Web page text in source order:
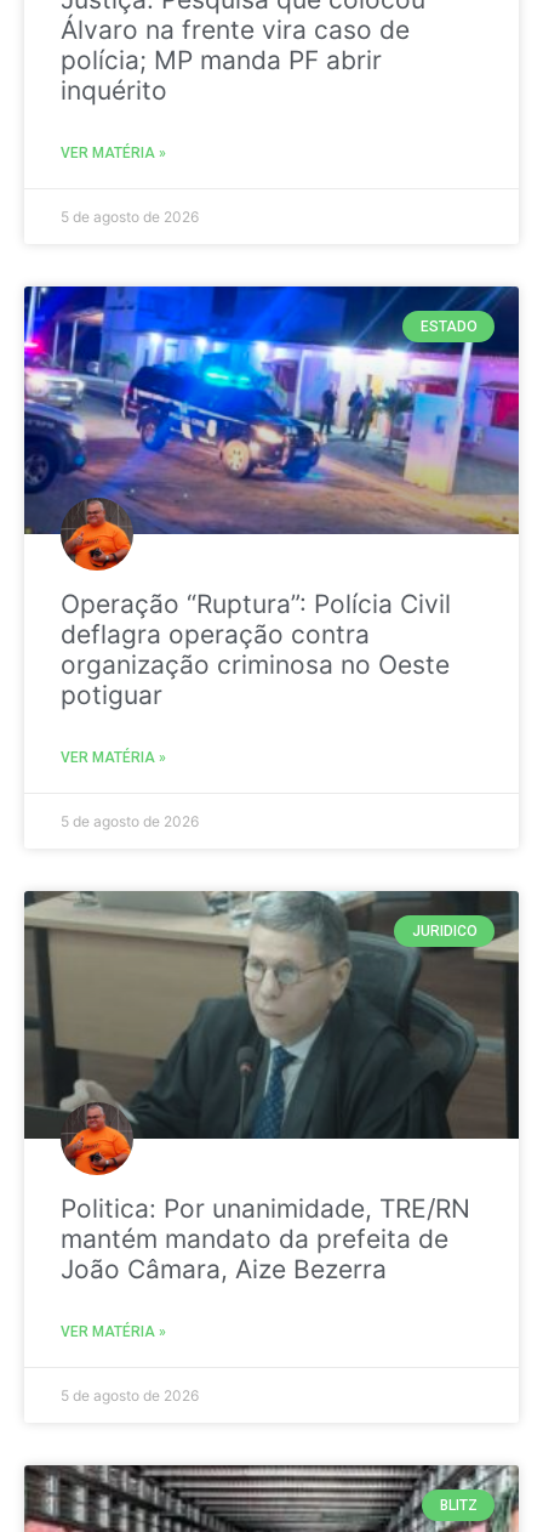
Álvaro na frente vira caso de
polícia; MP manda PF abrir
inquérito
VER MATÉRIA »
5 de agosto de 2026
ESTADO
Operação “Ruptura”: Polícia Civil
deflagra operação contra
organização criminosa no Oeste
potiguar
VER MATÉRIA »
5 de agosto de 2026
JURIDICO
Politica: Por unanimidade, TRE/RN
mantém mandato da prefeita de
João Câmara, Aize Bezerra
VER MATÉRIA »
5 de agosto de 2026
BLITZ